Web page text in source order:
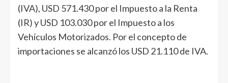
(IVA), USD 571.430 por el Impuesto a la Renta
(IR) y USD 103.030 por el Impuesto a los
Vehículos Motorizados. Por el concepto de
importaciones se alcanzó los USD 21.110 de IVA.